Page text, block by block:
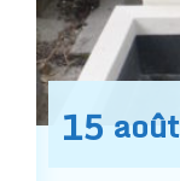
15 août